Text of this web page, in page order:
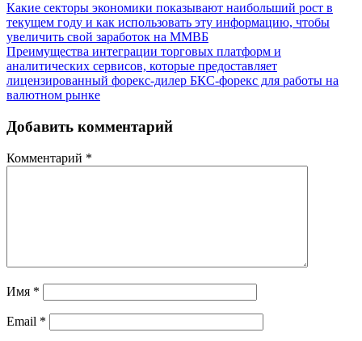
Какие секторы экономики показывают наибольший рост в
текущем году и как использовать эту информацию, чтобы
увеличить свой заработок на ММВБ
Преимущества интеграции торговых платформ и
аналитических сервисов, которые предоставляет
лицензированный форекс-дилер БКС-форекс для работы на
валютном рынке
Добавить комментарий
Комментарий *
Имя *
Email *